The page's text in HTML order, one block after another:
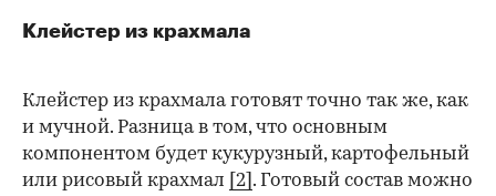
Клейстер из крахмала
Клейстер из крахмала готовят точно так же, как
и мучной. Разница в том, что основным
компонентом будет кукурузный, картофельный
или рисовый крахмал
[2] . Готовый состав можно